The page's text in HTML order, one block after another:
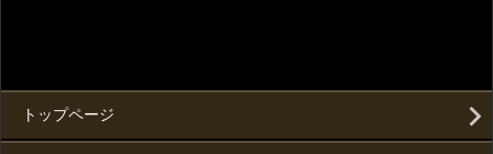
トップページ